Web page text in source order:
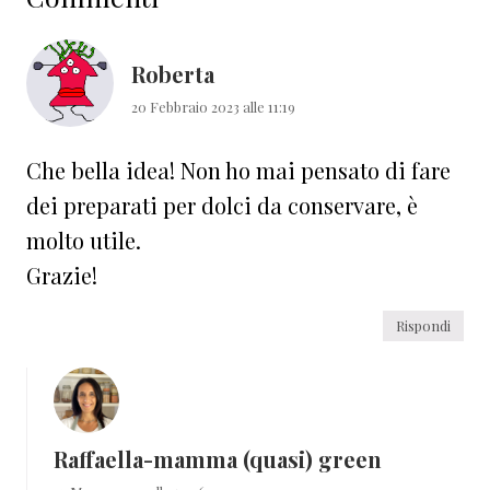
lettore
Roberta
20 Febbraio 2023 alle 11:19
Che bella idea! Non ho mai pensato di fare
dei preparati per dolci da conservare, è
molto utile.
Grazie!
Rispondi
Raffaella-mamma (quasi) green